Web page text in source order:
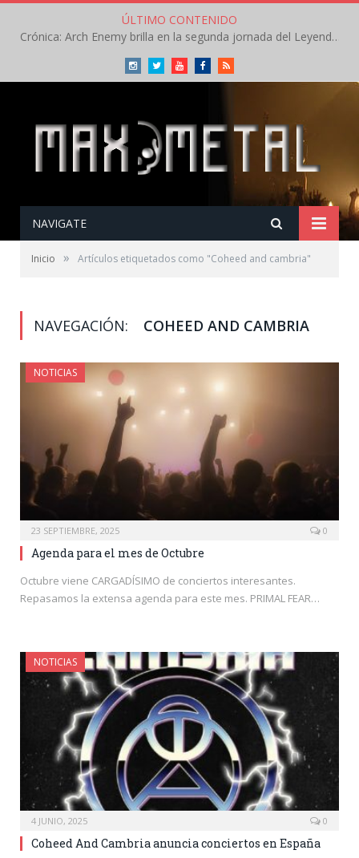
ÚLTIMO CONTENIDO
Crónica: Arch Enemy brilla en la segunda jornada del Leyendas del Rock – Jueves – Agosto 2026
InstagramTwitterYoutubeFacebookRSS
NAVIGATE
Inicio » Artículos etiquetados como "Coheed and cambria"
NAVEGACIÓN: COHEED AND CAMBRIA
NOTICIAS
23 SEPTIEMBRE, 2025 0
Agenda para el mes de Octubre
Octubre viene CARGADÍSIMO de conciertos interesantes.
Repasamos la extensa agenda para este mes. PRIMAL FEAR…
NOTICIAS
4 JUNIO, 2025 0
Coheed And Cambria anuncia conciertos en España